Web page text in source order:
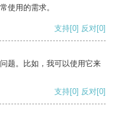
使用的需求。
支持[0] 反对[0]
题。比如，我可以使用它来
支持[0] 反对[0]